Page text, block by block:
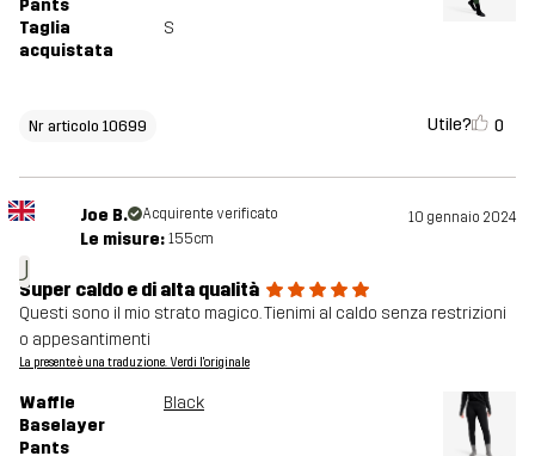
Pants
Taglia
acquistata
S
Nr articolo 10699 Utile? 0
J
Joe B. Acquirente verificato 10 gennaio 2024
Le misure: 155cm
Super caldo e di alta qualità
Questi sono il mio strato magico. Tienimi al caldo senza restrizioni
o appesantimenti
La presente è una traduzione. Verdi l'originale
Waffle
Baselayer
Pants
Black